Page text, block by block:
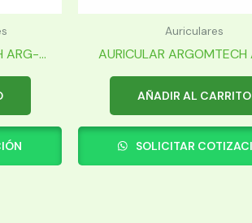
ARG-...
Auriculares
AURICULAR ARGOMTECH
AÑADIR AL CARRITO
SOLICITAR